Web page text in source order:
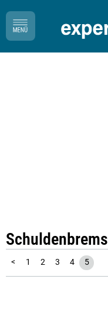
< 1 2 3 4 5